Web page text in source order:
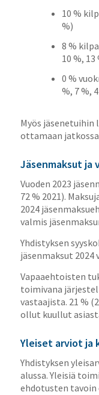
10 %
%)
8 %
10 %, 13
0 %
%, 7 %,
Myös
ottamaan
Jäsenmaksut ja
Vuoden 2023
72 % 2021).
2024
valmis
Yhdistyksen
jäsenmaksut 2024
Vapaaehtoisten
toimivana
vastaajista. 21 %
ollut kuullut
Yleiset arviot ja
Yhdistyksen
alussa. Yleisiä
ehdotusten